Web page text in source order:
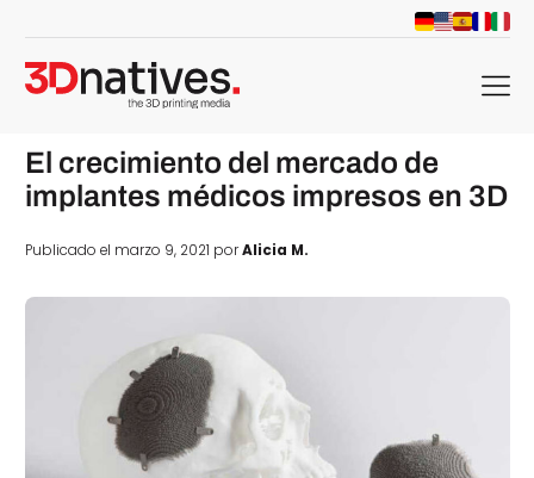
menu
El crecimiento del mercado de
implantes médicos impresos en 3D
Publicado el marzo 9, 2021 porAlicia M.